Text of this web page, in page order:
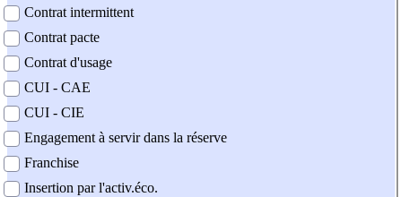
Contrat intermittent
Contrat pacte
Contrat d'usage
CUI - CAE
CUI - CIE
Engagement à servir dans la réserve
Franchise
Insertion par l'activ.éco.